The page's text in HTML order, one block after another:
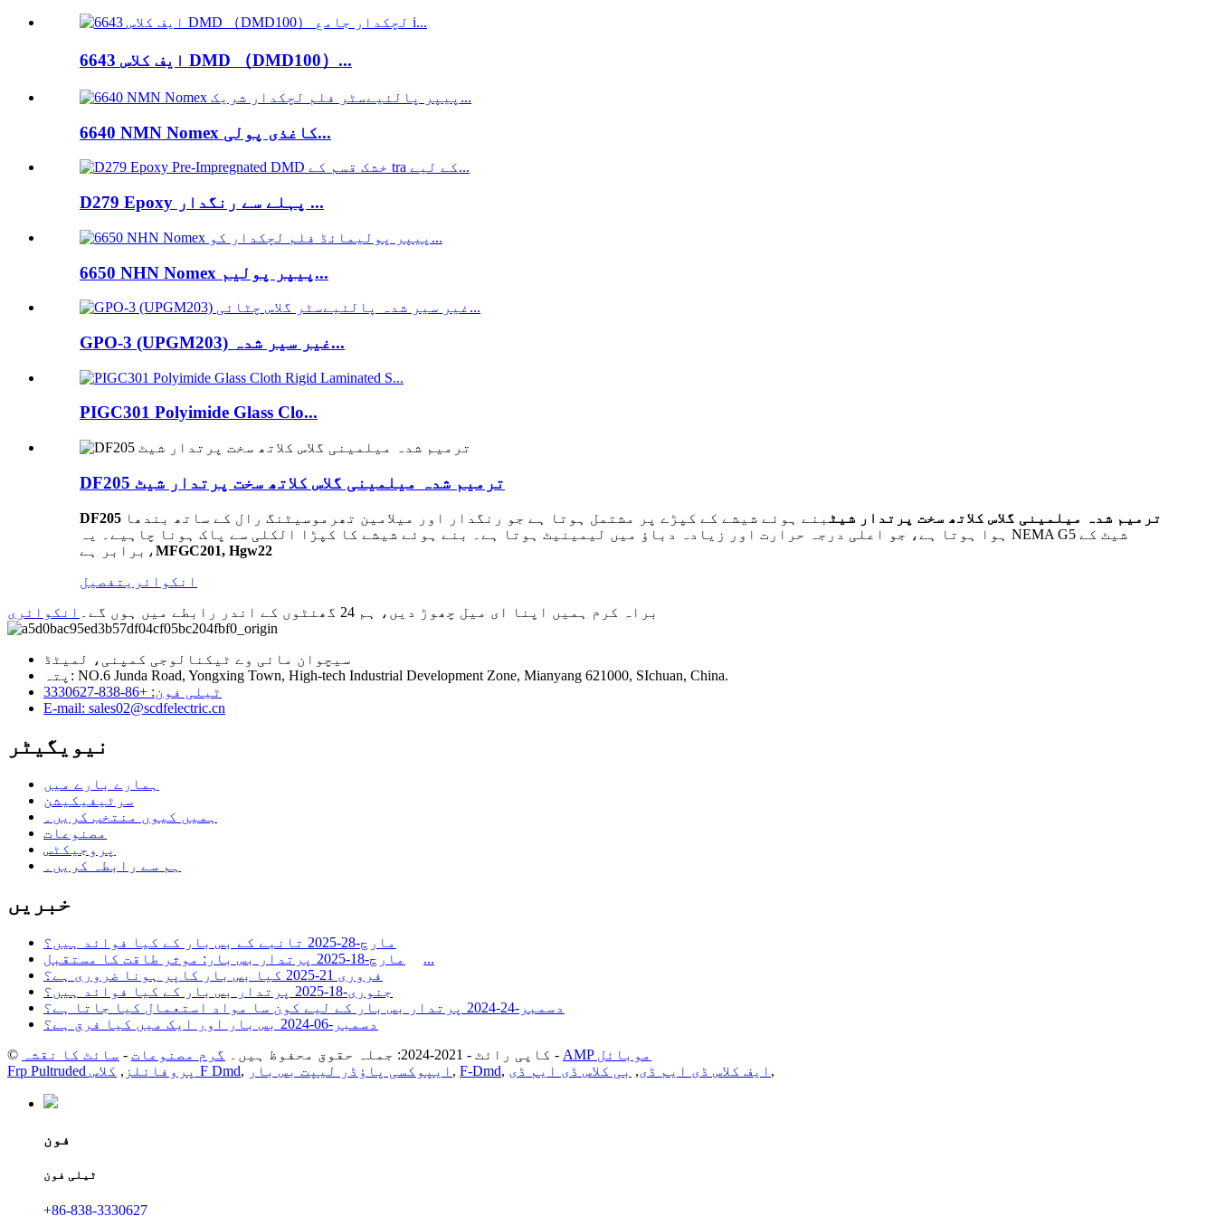
6643 ایف کلاس DMD （DMD100）...
6640 NMN Nomex کاغذی پولی...
D279 Epoxy پہلے سے رنگدار ...
6650 NHN Nomex پیپر پولیم...
GPO-3 (UPGM203) غیر سیر شدہ...
PIGC301 Polyimide Glass Clo...
DF205 ترمیم شدہ میلمینی گلاس کلاتھ سخت پرتدار شیٹ
DF205 ترمیم شدہ میلمینی گلاس کلاتھ سخت پرتدار شیٹ بنے ہوئے شیشے کے کپڑے پر مشتمل ہوتا ہے جو رنگدار اور میلامین تھرموسیٹنگ رال کے ساتھ بندھا
ہوا ہوتا ہے، جو اعلی درجہ حرارت اور زیادہ دباؤ میں لیمینیٹ ہوتا ہے۔ بنے ہوئے شیشے کا کپڑا الکلی سے پاک ہونا چاہیے۔ یہ NEMA G5 شیٹ کے
برابر ہے،MFGC201, Hgw22
انکوائری تفصیل
براہ کرم ہمیں اپنا ای میل چھوڑ دیں، ہم 24 گھنٹوں کے اندر رابطے میں ہوں گے۔
انکوائری
سیچوان مائی وے ٹیکنالوجی کمپنی، لمیٹڈ
پتہ: NO.6 Junda Road, Yongxing Town, High-tech Industrial Development Zone, Mianyang 621000, SIchuan, China.
ٹیلی فون: +86-838-3330627
E-mail: sales02@scdfelectric.cn
نیویگیٹر
ہمارے بارے میں
سرٹیفیکیشن
ہمیں کیوں منتخب کریں۔
مصنوعات
پروجیکٹس
ہم سے رابطہ کریں۔
خبریں
مارچ-28-2025
تانبے کے بس بار کے کیا فوائد ہیں؟
مارچ-18-2025
پرتدار بس بار: موثر طاقت کا مستقبل...
فروری 21-2025
کیا بس بار کاپر ہونا ضروری ہے؟
جنوری-18-2025
پرتدار بس بار کے کیا فوائد ہیں؟
دسمبر-24-2024
پرتدار بس بار کے لیے کون سا مواد استعمال کیا جاتا ہے؟
دسمبر-06-2024
بس بار اور ایک میں کیا فرق ہے؟
© کاپی رائٹ - 2021-2024: جملہ حقوق محفوظ ہیں۔
گرم مصنوعات - سائٹ کا نقشہ -
AMP موبائل
Frp Pultruded پروفائلز , کلاس F Dmd, ایپوکسی پاؤڈر لیپت بس بار , F-Dmd, ایف کلاس ڈی ایم ڈی, بی کلاس ڈی ایم ڈی ,
فون
ٹیلی فون
+86-838-3330627